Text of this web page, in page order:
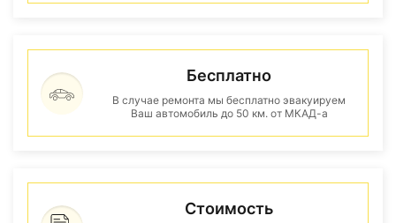
Бесплатно
В случае ремонта мы бесплатно эвакуируем
Ваш автомобиль до 50 км. от МКАД-а
Стоимость